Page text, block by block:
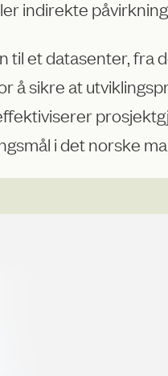
indirekte
et datasenter, fra
å sikre at
i det norske